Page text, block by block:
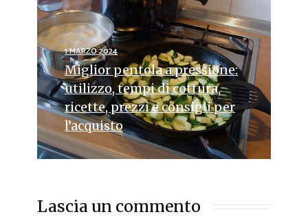
1 MARZO 2024
Miglior pentola a pressione:
utilizzo, tempi di cottura,
ricette, prezzi e consigli per
l’acquisto
Lascia un commento